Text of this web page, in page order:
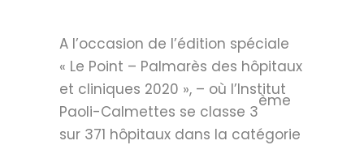
A l’occasion de l’édition spéciale
« Le Point – Palmarès des hôpitaux
et cliniques 2020 », – où l’Institut
Paoli-Calmettes se classe 3
ème
sur 371 hôpitaux dans la catégorie